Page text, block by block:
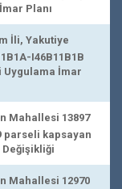
Planı
İli, Yakutiye
I46B11B1B
Uygulama İmar
Mahallesi 13897
parseli kapsayan
Değişikliği
Mahallesi 12970